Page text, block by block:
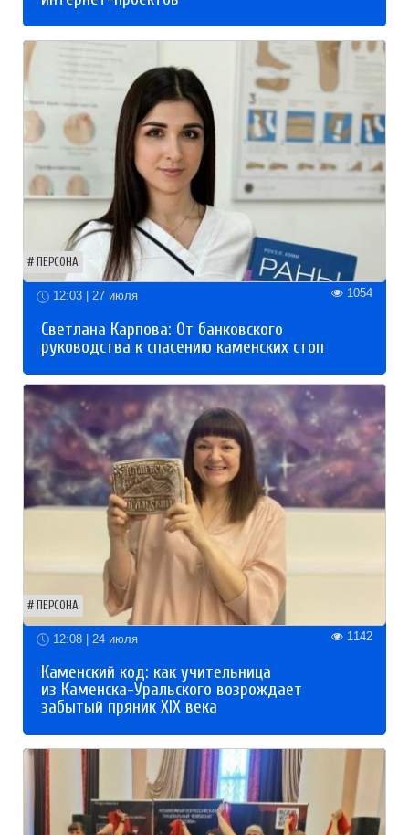
ПЕРСОНА
12:03 | 27 июля 1054
Светлана Карпова: От банковского
руководства к спасению каменских стоп
ПЕРСОНА
12:08 | 24 июля 1142
Каменский код: как учительница
из Каменска-Уральского возрождает
забытый пряник XIX века